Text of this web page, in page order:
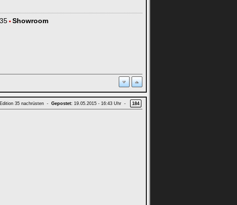
▪ Showroom
35 nachrüsten - Gepostet: 19.05.2015 - 16:43 Uhr - 184